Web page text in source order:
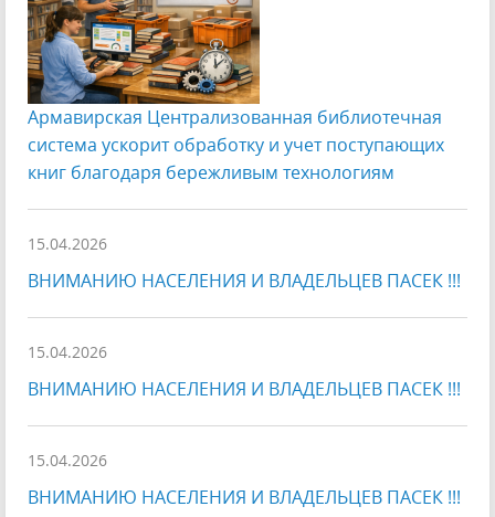
Армавирская Централизованная библиотечная
система ускорит обработку и учет поступающих
книг благодаря бережливым технологиям
15.04.2026
ВНИМАНИЮ НАСЕЛЕНИЯ И ВЛАДЕЛЬЦЕВ ПАСЕК !!!
15.04.2026
ВНИМАНИЮ НАСЕЛЕНИЯ И ВЛАДЕЛЬЦЕВ ПАСЕК !!!
15.04.2026
ВНИМАНИЮ НАСЕЛЕНИЯ И ВЛАДЕЛЬЦЕВ ПАСЕК !!!